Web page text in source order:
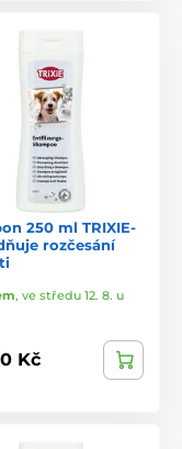
250 ml TRIXIE-
rozčesání
, ve středu 12. 8. u
Kč